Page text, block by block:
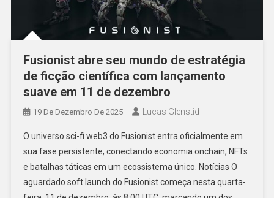
Fusionist abre seu mundo de estratégia
de ficção científica com lançamento
suave em 11 de dezembro
19 De Dezembro De 2025 Lucas Glenstid
O universo sci-fi web3 do Fusionist entra oficialmente em
sua fase persistente, conectando economia onchain, NFTs
e batalhas táticas em um ecossistema único. Notícias O
aguardado soft launch do Fusionist começa nesta quarta-